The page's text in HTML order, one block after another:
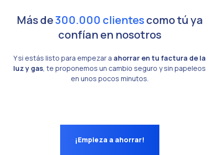
Más de300.000 clientescomo tú ya
confían en nosotros
Y si estás listo para empezar a ahorrar en tu factura de la
luz y gas, te proponemos un cambio seguro y sin papeleos
en unos pocos minutos.
¡Empieza a ahorrar!